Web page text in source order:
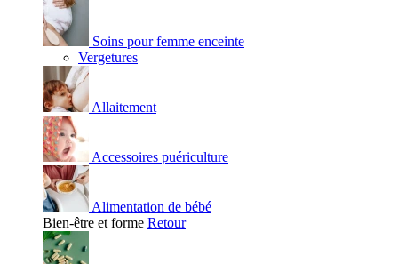
Soins pour femme enceinte
Vergetures
Allaitement
Accessoires puériculture
Alimentation de bébé
Bien-être et forme Retour